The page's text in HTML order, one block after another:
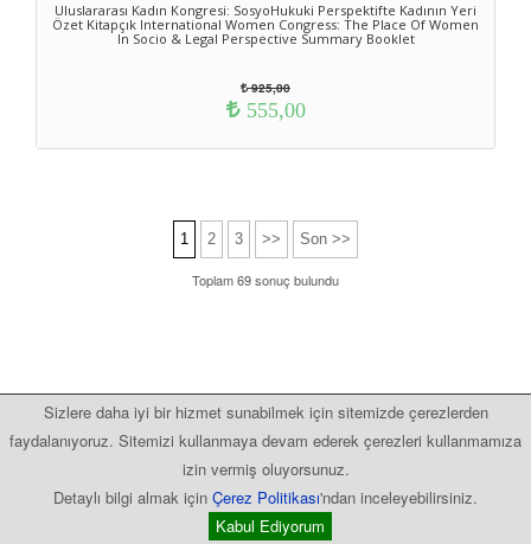
Sizlere daha iyi bir hizmet sunabilmek için sitemizde çerezlerden
faydalanıyoruz. Sitemizi kullanmaya devam ederek çerezleri kullanmamıza
izin vermiş oluyorsunuz.
Detaylı bilgi almak için Çerez Politikası'ndan inceleyebilirsiniz.
Kabul Ediyorum
Uluslararası Kadın Kongresi: SosyoHukuki Perspektifte Kadının Yeri
Özet Kitapçık International Women Congress: The Place Of Women
In Socio & Legal Perspective Summary Booklet
925,00
555,00
1 2 3 >> Son >>
Toplam 69 sonuç bulundu